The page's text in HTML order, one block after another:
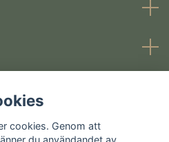
cookies. Genom att
du användandet av